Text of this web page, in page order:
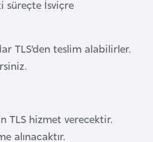
süreçte İsviçre
TLS’den teslim alabilirler.
TLS hizmet verecektir.
alınacaktır.